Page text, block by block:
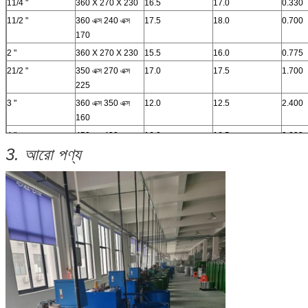
আইটেম কোড ব্যবহার করা প্রয়োজন।
11/4 "
360 X 270 X 230 16.5 17.0
0.330
11/2 "
360 এক্স 240 এক্স
170
17.5 18.0 0.700
2 " 360 X 270 X 230 15.5 16.0
0.775
21/2 "
350 এক্স 270 এক্স
225
17.0 17.5 1.700
3 "
360 এক্স 350 এক্স
160
12.0 12.5 2.400
4 "
450 এক্স 430 এক্স
210
16.0 16.5 3.200
3. আরো পণ্য